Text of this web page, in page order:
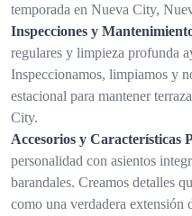
temporada en Nueva City,
Inspecciones y
regulares y limpieza profunda
Inspeccionamos, limpiamos y
estacional para mantener
City.
Accesorios y Características
personalidad con asientos
barandales. Creamos detalles
como una verdadera extensión